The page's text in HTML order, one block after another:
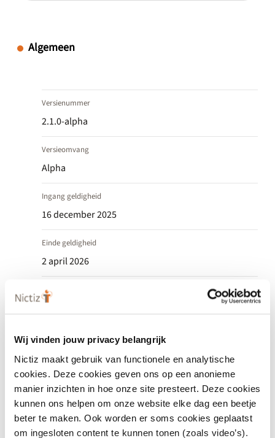
Wij vinden jouw privacy belangrijk
Nictiz maakt gebruik van functionele en analytische
cookies. Deze cookies geven ons op een anonieme
manier inzichten in hoe onze site presteert. Deze cookies
kunnen ons helpen om onze website elke dag een beetje
beter te maken. Ook worden er soms cookies geplaatst
om ingesloten content te kunnen tonen (zoals video’s).
Algemeen
Versienummer
2.1.0-alpha
Versieomvang
Alpha
Ingang geldigheid
16 december 2025
Einde geldigheid
2 april 2026
Status
Uitgefaseerd
Datum release
Consultatieperiode
10 december 2025 tot 30 januari 2026